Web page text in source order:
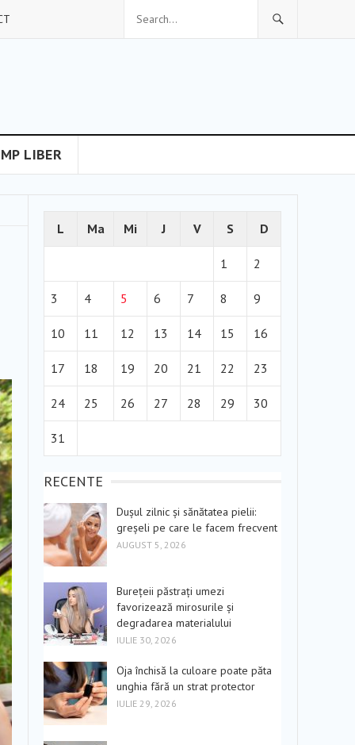
LIBER
L Ma Mi J V S D
1 2
3 4 5 6 7 8 9
10 11 12 13 14 15 16
17 18 19 20 21 22 23
24 25 26 27 28 29 30
31
RECENTE
Dușul zilnic și sănătatea pielii:
greșeli pe care le facem frecvent
AUGUST 5, 2026
Burețeii păstrați umezi
favorizează mirosurile și
degradarea materialului
IULIE 30, 2026
Oja închisă la culoare poate păta
unghia fără un strat protector
IULIE 29, 2026